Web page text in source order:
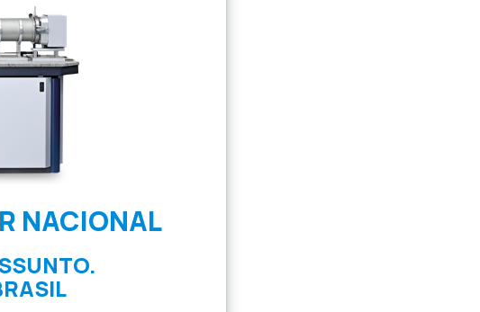
NACIONAL